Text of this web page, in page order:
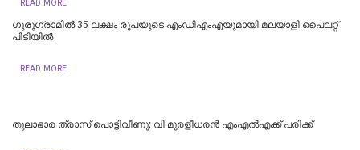
READ MORE
ഗുരുഗ്രാമിൽ 35 ലക്ഷം രൂപയുടെ എംഡിഎംഎയുമായി മലയാളി പൈലറ്റ്
പിടിയില്‍
READ MORE
തുലാഭാര ത്രാസ് പൊട്ടിവീണു; വി മുരളീധരന്‍ എംഎല്‍എക്ക് പരിക്ക്